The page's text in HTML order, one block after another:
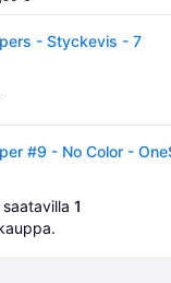
- Styckevis - 7
#9 - No Color -
1
.